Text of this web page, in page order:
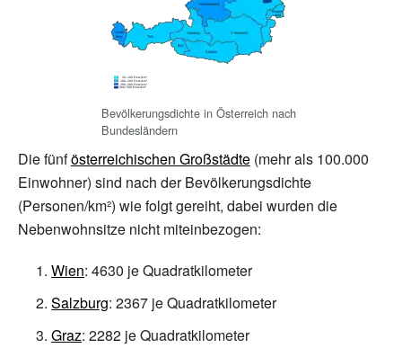
Bevölkerungsdichte in Österreich nach
Bundesländern
Die fünfösterreichischen Großstädte (mehr als 100.000
Einwohner) sind nach der Bevölkerungsdichte
(Personen/km²) wie folgt gereiht, dabei wurden die
Nebenwohnsitze nicht miteinbezogen:
Wien: 4630 je Quadratkilometer
Salzburg: 2367 je Quadratkilometer
Graz: 2282 je Quadratkilometer